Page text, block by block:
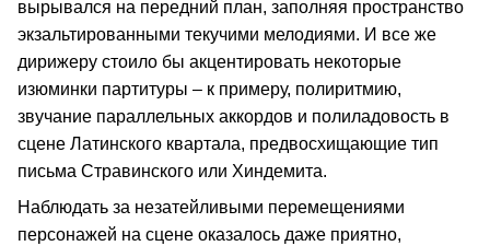
вырывался на передний план, заполняя пространство
экзальтированными текучими мелодиями. И все же
дирижеру стоило бы акцентировать некоторые
изюминки партитуры – к примеру, полиритмию,
звучание параллельных аккордов и полиладовость в
сцене Латинского квартала, предвосхищающие тип
письма Стравинского или Хиндемита.
Наблюдать за незатейливыми перемещениями
персонажей на сцене оказалось даже приятно,